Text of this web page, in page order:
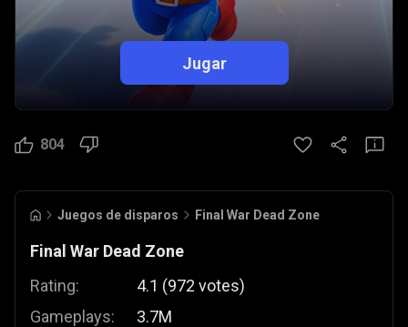
Jugar
804
Juegos de disparos Final War Dead Zone
Final War Dead Zone
Rating:
Gameplays:
4.1 (972 votes)
3.7M